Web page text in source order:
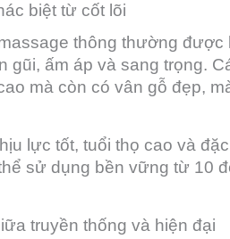
biệt từ cốt lõi
thông thường
gũi, ấm áp và sang trọng.
mà còn có vân gỗ đẹp,
lực tốt, tuổi thọ cao và
sử dụng bền vững từ 10
truyền thống và hiện đại